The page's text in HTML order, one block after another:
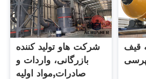
شرکت هاو تولید کننده
بازرگانی، واردات و
صادرات,مواد اولیه
قیف